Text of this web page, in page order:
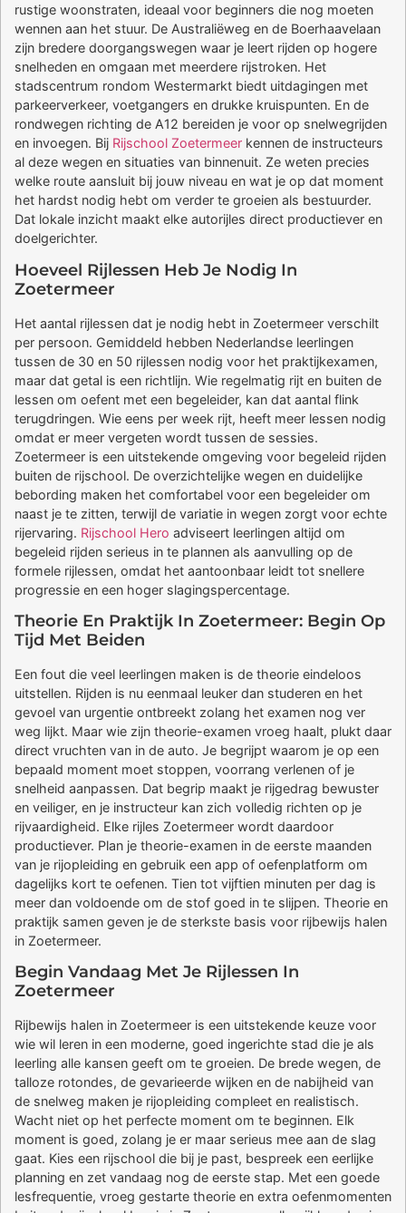
rustige woonstraten, ideaal voor beginners die nog moeten
wennen aan het stuur. De Australiëweg en de Boerhaavelaan
zijn bredere doorgangswegen waar je leert rijden op hogere
snelheden en omgaan met meerdere rijstroken. Het
stadscentrum rondom Westermarkt biedt uitdagingen met
parkeerverkeer, voetgangers en drukke kruispunten. En de
rondwegen richting de A12 bereiden je voor op snelwegrijden
en invoegen. Bij Rijschool Zoetermeer kennen de instructeurs
al deze wegen en situaties van binnenuit. Ze weten precies
welke route aansluit bij jouw niveau en wat je op dat moment
het hardst nodig hebt om verder te groeien als bestuurder.
Dat lokale inzicht maakt elke autorijles direct productiever en
doelgerichter.
Hoeveel Rijlessen Heb Je Nodig In
Zoetermeer
Het aantal rijlessen dat je nodig hebt in Zoetermeer verschilt
per persoon. Gemiddeld hebben Nederlandse leerlingen
tussen de 30 en 50 rijlessen nodig voor het praktijkexamen,
maar dat getal is een richtlijn. Wie regelmatig rijt en buiten de
lessen om oefent met een begeleider, kan dat aantal flink
terugdringen. Wie eens per week rijt, heeft meer lessen nodig
omdat er meer vergeten wordt tussen de sessies.
Zoetermeer is een uitstekende omgeving voor begeleid rijden
buiten de rijschool. De overzichtelijke wegen en duidelijke
bebording maken het comfortabel voor een begeleider om
naast je te zitten, terwijl de variatie in wegen zorgt voor echte
rijervaring. Rijschool Hero adviseert leerlingen altijd om
begeleid rijden serieus in te plannen als aanvulling op de
formele rijlessen, omdat het aantoonbaar leidt tot snellere
progressie en een hoger slagingspercentage.
Theorie En Praktijk In Zoetermeer: Begin Op
Tijd Met Beiden
Een fout die veel leerlingen maken is de theorie eindeloos
uitstellen. Rijden is nu eenmaal leuker dan studeren en het
gevoel van urgentie ontbreekt zolang het examen nog ver
weg lijkt. Maar wie zijn theorie-examen vroeg haalt, plukt daar
direct vruchten van in de auto. Je begrijpt waarom je op een
bepaald moment moet stoppen, voorrang verlenen of je
snelheid aanpassen. Dat begrip maakt je rijgedrag bewuster
en veiliger, en je instructeur kan zich volledig richten op je
rijvaardigheid. Elke rijles Zoetermeer wordt daardoor
productiever. Plan je theorie-examen in de eerste maanden
van je rijopleiding en gebruik een app of oefenplatform om
dagelijks kort te oefenen. Tien tot vijftien minuten per dag is
meer dan voldoende om de stof goed in te slijpen. Theorie en
praktijk samen geven je de sterkste basis voor rijbewijs halen
in Zoetermeer.
Begin Vandaag Met Je Rijlessen In
Zoetermeer
Rijbewijs halen in Zoetermeer is een uitstekende keuze voor
wie wil leren in een moderne, goed ingerichte stad die je als
leerling alle kansen geeft om te groeien. De brede wegen, de
talloze rotondes, de gevarieerde wijken en de nabijheid van
de snelweg maken je rijopleiding compleet en realistisch.
Wacht niet op het perfecte moment om te beginnen. Elk
moment is goed, zolang je er maar serieus mee aan de slag
gaat. Kies een rijschool die bij je past, bespreek een eerlijke
planning en zet vandaag nog de eerste stap. Met een goede
lesfrequentie, vroeg gestarte theorie en extra oefenmomenten